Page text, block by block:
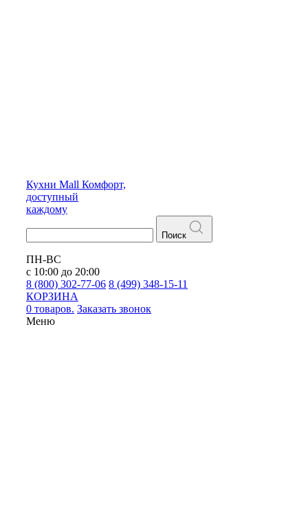
Кухни Mall Комфорт,
доступный
каждому
Поиск
ПН-ВС
с 10:00 до 20:00
8 (800) 302-77-06 8 (499) 348-15-11
КОРЗИНА
0 товаров. Заказать звонок
Меню